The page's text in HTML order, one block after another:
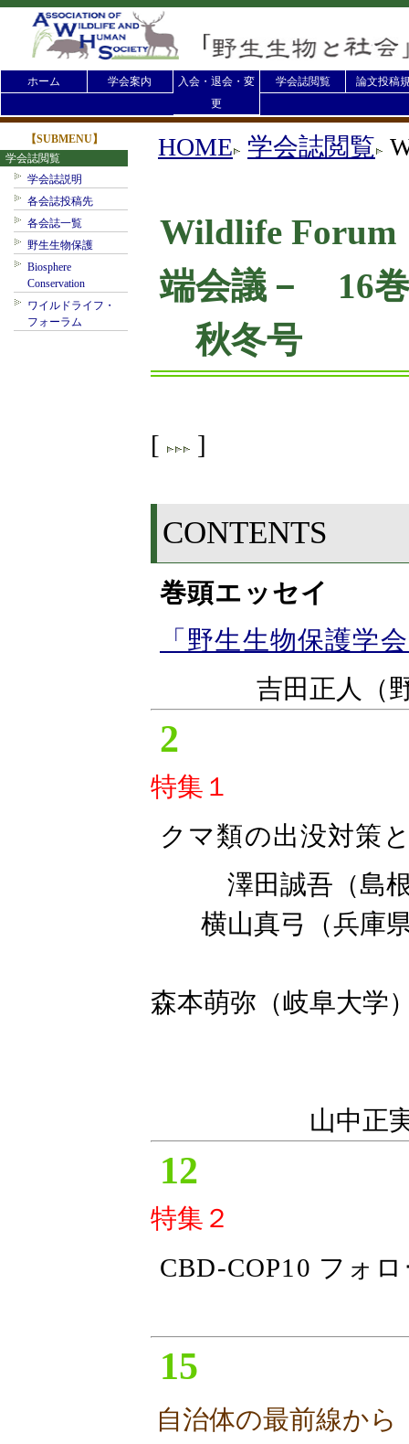
ホーム 学会案内
入会・退会・変
更
学会誌閲覧 論文投稿
HOME 学会誌閲覧
Wildlife
端会議－ 16
秋冬号
[ ]
CONTENTS
巻頭エッセイ
「野生生物保護学
吉田正人（
2
特集１
クマ類の出没対策
澤田誠吾（島
横山真弓（兵庫
森本萌弥（岐阜大学
山中正
12
特集２
CBD-COP10 フォ
15
自治体の最前線から
【SUBMENU】
学会誌閲覧
学会誌説明
各会誌投稿先
各会誌一覧
野生生物保護
Biosphere
Conservation
ワイルドライフ・
フォーラム